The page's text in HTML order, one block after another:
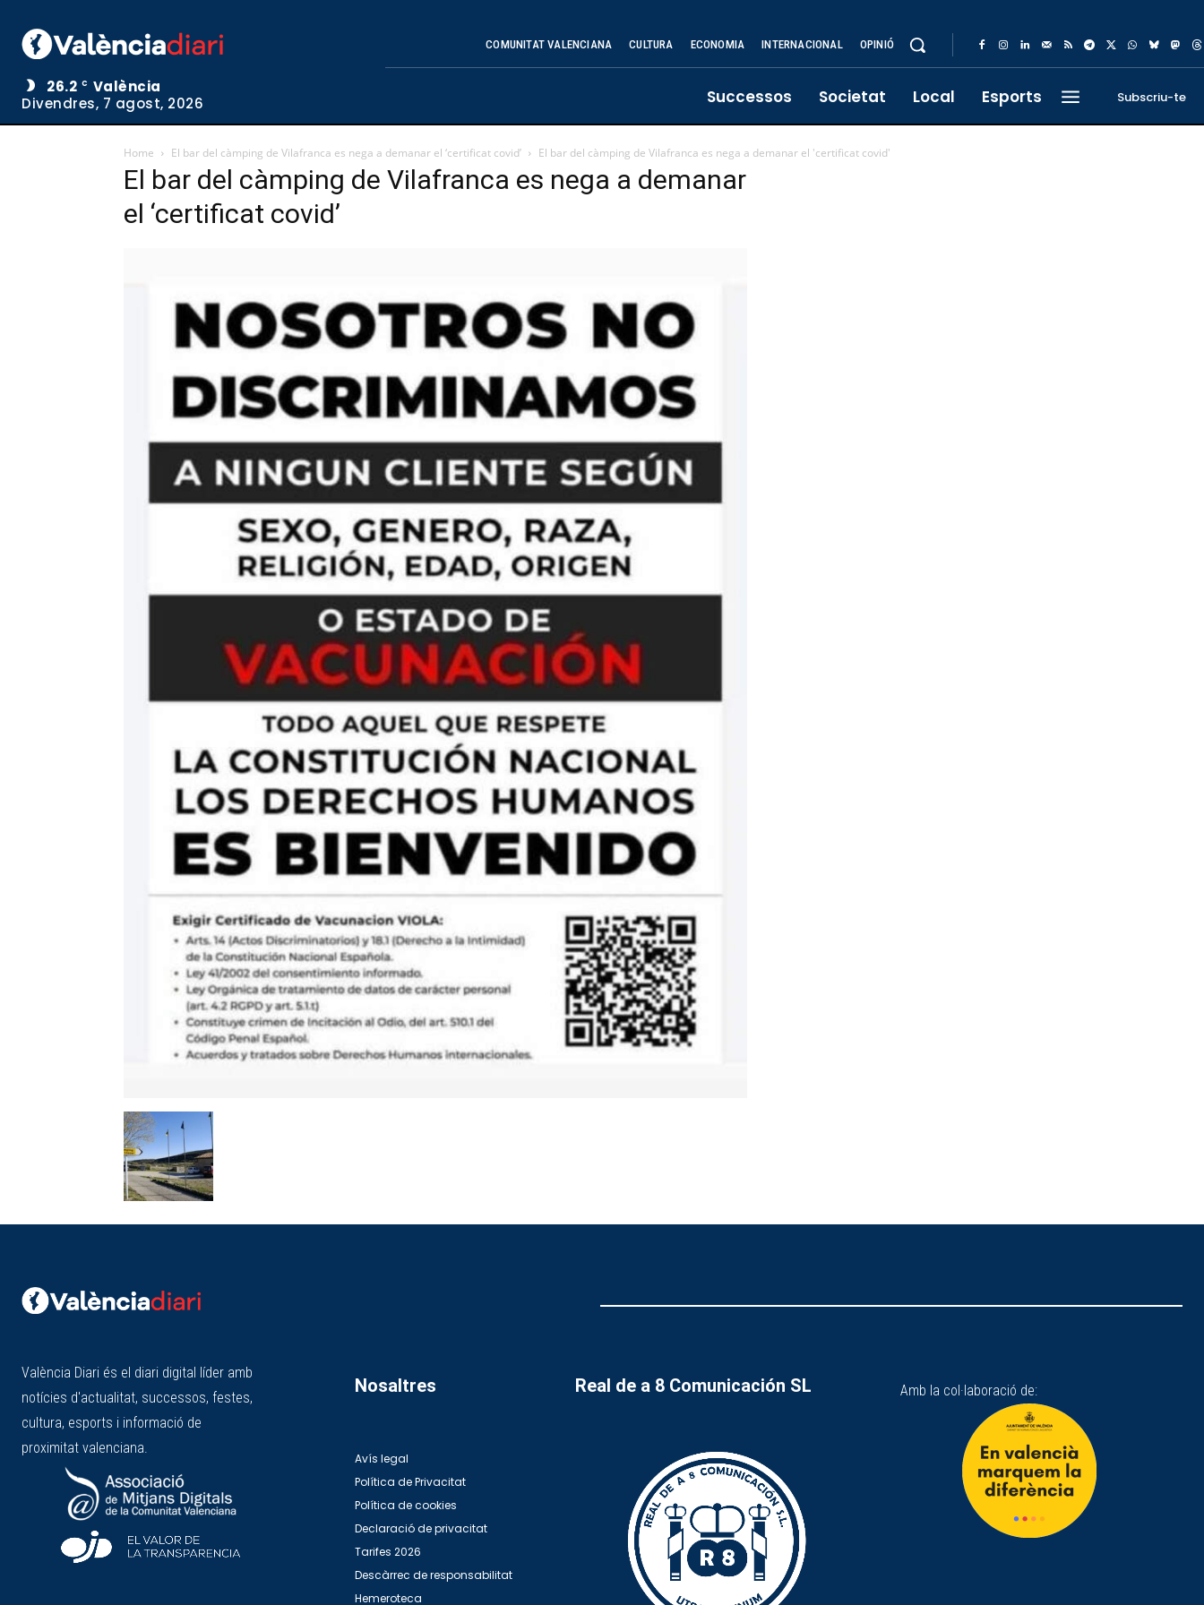
26.2 C
València
Divendres, 7 agost, 2026
COMUNITAT VALENCIANA CULTURA ECONOMIA INTERNACIONAL OPINIÓ
Successos Societat Local Esports Subscriu-te
Home El bar del càmping de Vilafranca es nega a demanar el ‘certificat covid’ El bar del càmping de Vilafranca es nega a demanar el 'certificat covid'
El bar del càmping de Vilafranca es nega a demanar
el ‘certificat covid’
València Diari és el diari digital líder amb
notícies d'actualitat, successos, festes,
cultura, esports i informació de
proximitat valenciana.
Nosaltres
Avís legal
Política de Privacitat
Política de cookies
Declaració de privacitat
Tarifes 2026
Descàrrec de responsabilitat
Hemeroteca
Real de a 8 Comunicación SL Amb la col·laboració de: